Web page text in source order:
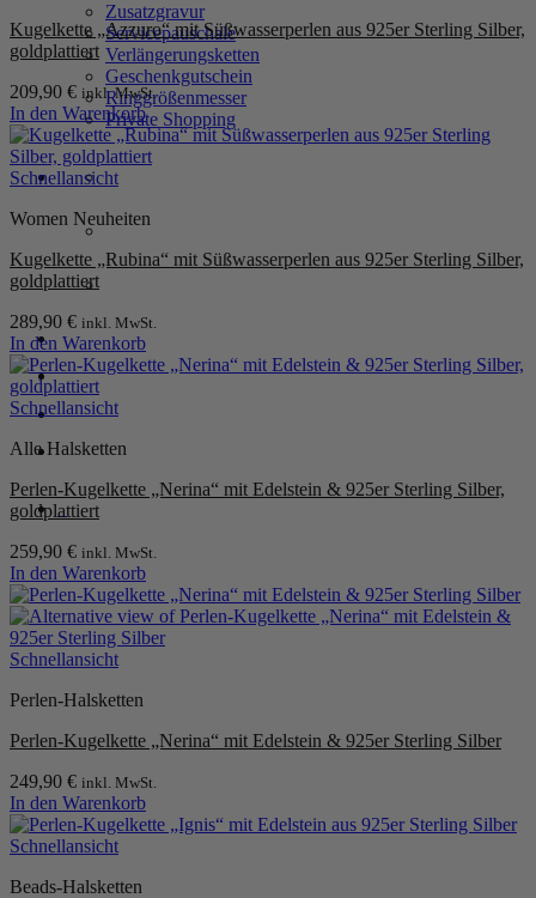
Zusatzgravur
Servicepauschale
Verlängerungsketten
Geschenkgutschein
Ringgrößenmesser
Private Shopping
Anmelden / Registrieren
Warenkorb /
0
Kugelkette „Azzuro“ mit Süßwasserperlen aus 925er Sterling Silber,
goldplattiert
209,90 € inkl. MwSt.
In den Warenkorb
Schnellansicht
Women Neuheiten
Kugelkette „Rubina“ mit Süßwasserperlen aus 925er Sterling Silber,
goldplattiert
289,90 € inkl. MwSt.
In den Warenkorb
Schnellansicht
Alle Halsketten
Perlen-Kugelkette „Nerina“ mit Edelstein & 925er Sterling Silber,
goldplattiert
259,90 € inkl. MwSt.
In den Warenkorb
Schnellansicht
Perlen-Halsketten
Perlen-Kugelkette „Nerina“ mit Edelstein & 925er Sterling Silber
249,90 € inkl. MwSt.
In den Warenkorb
Schnellansicht
Beads-Halsketten